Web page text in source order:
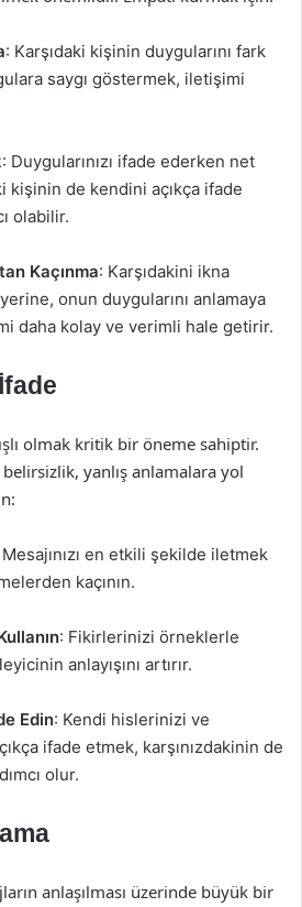
: Karşıdaki kişinin duygularını fark
saygı göstermek, iletişimi
: Duygularınızı ifade ederken net
kişinin de kendini açıkça ifade
olabilir.
Kaçınma: Karşıdakini ikna
onun duygularını anlamaya
daha kolay ve verimli hale getirir.
olmak kritik bir öneme sahiptir.
yanlış anlamalara yol
Mesajınızı en etkili şekilde iletmek
kaçının.
: Fikirlerinizi örneklerle
anlayışını artırır.
Edin: Kendi hislerinizi ve
ifade etmek, karşınızdakinin de
olur.
anlaşılması üzerinde büyük bir